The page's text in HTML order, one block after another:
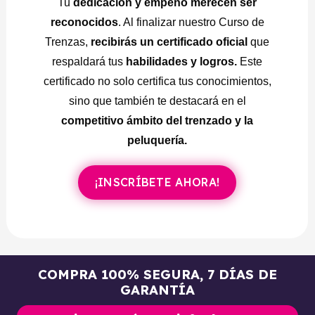
Trenza doble
Trenza de 5 cadejos
Trenza pasacinta
Diferentes tipos de ondas con pinza
Peinado con globo
Peinado con la trenza lazos
Peinado con trenza y coleta
Tu dedicación y empeño merecen ser
reconocidos. Al finalizar nuestro Curso de
Trenzas, recibirás un certificado oficial que
respaldará tus habilidades y logros. Este
certificado no solo certifica tus conocimientos,
sino que también te destacará en el
competitivo ámbito del trenzado y la
peluquería.
¡INSCRÍBETE AHORA!
COMPRA 100% SEGURA, 7 DÍAS DE
GARANTÍA